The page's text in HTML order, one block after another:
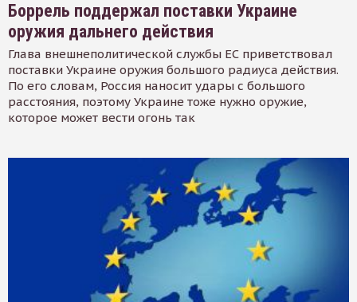
Боррель поддержал поставки Украине
оружия дальнего действия
Глава внешнеполитической службы ЕС приветствовал
поставки Украине оружия большого радиуса действия.
По его словам, Россия наносит удары с большого
расстояния, поэтому Украине тоже нужно оружие,
которое может вести огонь так